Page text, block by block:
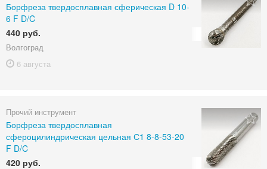
Борфреза твердосплавная сферическая D 10-
6 F D/C
440 руб.
Волгоград
6 августа
Прочий инструмент
Борфреза твердосплавная
сфероцилиндрическая цельная С1 8-8-53-20
F D/C
420 руб.